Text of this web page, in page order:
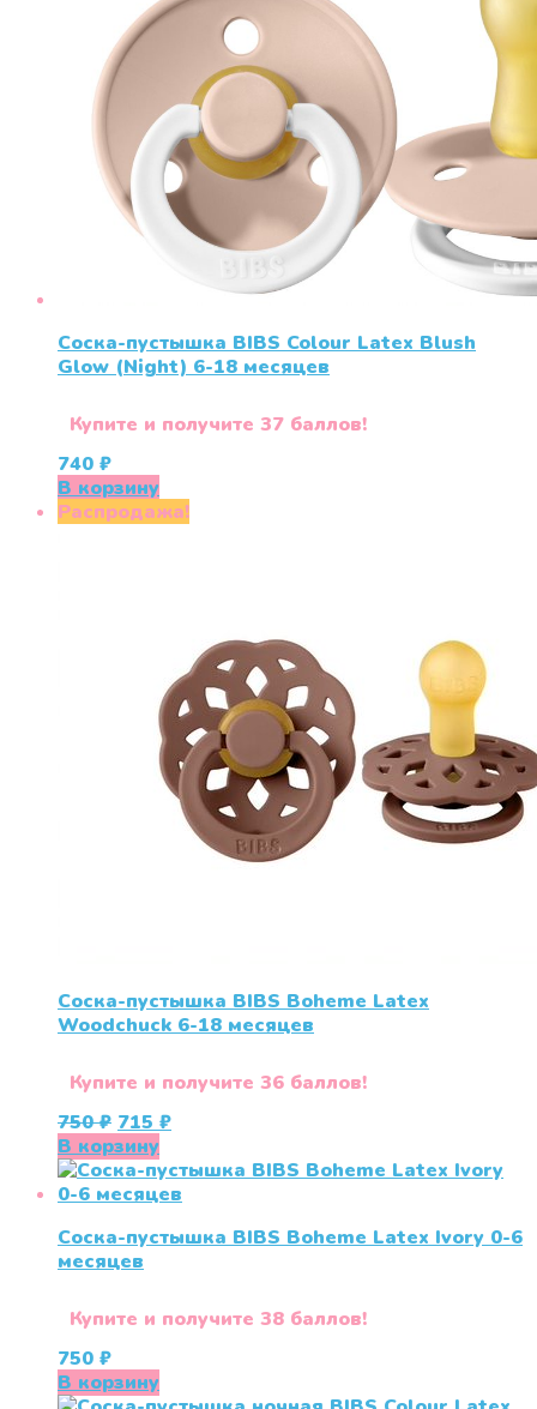
Соска-пустышка BIBS Colour Latex Blush
Glow (Night) 6-18 месяцев
Купите и получите 37 баллов!
740 ₽
В корзину
Распродажа!
Соска-пустышка BIBS Boheme Latex
Woodchuck 6-18 месяцев
Купите и получите 36 баллов!
750₽ Первоначальная
цена
составляла
750 ₽.
715₽Текущая
715 ₽.
В корзину
Соска-пустышка BIBS Boheme Latex Ivory 0-6
месяцев
Купите и получите 38 баллов!
750 ₽
В корзину